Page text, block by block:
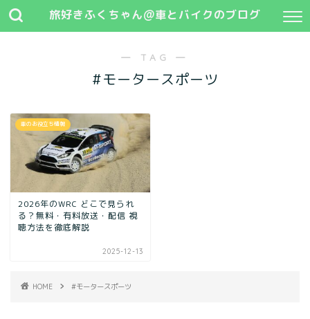
旅好きふくちゃん@車とバイクのブログ
― TAG ―
#モータースポーツ
車のお役立ち情報
2026年のWRC どこで見られ
る？無料・有料放送・配信 視
聴方法を徹底解説
2025-12-13
HOME #モータースポーツ